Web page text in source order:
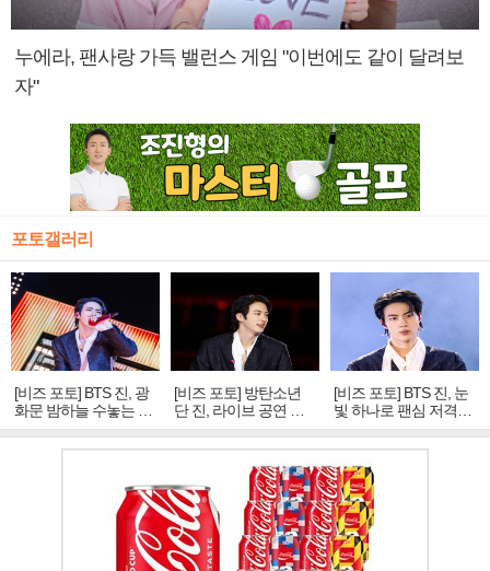
누에라, 팬사랑 가득 밸런스 게임 "이번에도 같이 달려보
자"
포토갤러리
[비즈 포토] BTS 진, 광
화문 밤하늘 수놓는 '비
주얼 킹'의 열창
[비즈 포토] 방탄소년
단 진, 라이브 공연 중
빛나는 독보적 아우라
[비즈 포토] BTS 진, 눈
빛 하나로 팬심 저격…
독보적 카리스마